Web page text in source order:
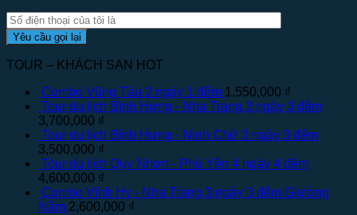
TOUR – KHÁCH SẠN HOT
Combo Vũng Tàu 2 ngày 1 đêm 1,550,000 ₫
Tour du lịch Bình Hưng - Nha Trang 3 ngày 3 đêm
3,700,000 ₫
Tour du lịch Bình Hưng - Ninh Chữ 3 ngày 3 đêm
3,500,000 ₫
Tour du lịch Quy Nhơn - Phú Yên 4 ngày 4 đêm
4,600,000 ₫
Combo Vĩnh Hy - Nha Trang 3 ngày 3 đêm Giường
Nằm 2,600,000 ₫